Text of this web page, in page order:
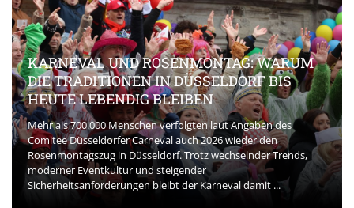
KARNEVAL UND ROSENMONTAG: WARUM
DIE TRADITIONEN IN DÜSSELDORF BIS
HEUTE LEBENDIG BLEIBEN
Mehr als 700.000 Menschen verfolgten laut Angaben des
Comitee Düsseldorfer Carneval auch 2026 wieder den
Rosenmontagszug in Düsseldorf. Trotz wechselnder Trends,
moderner Eventkultur und steigender
Sicherheitsanforderungen bleibt der Karneval damit ...